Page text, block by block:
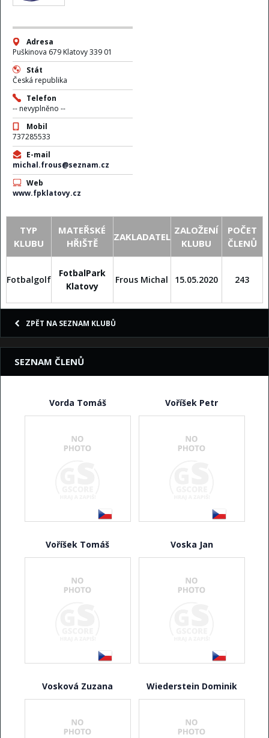
Adresa
Puškinova 679 Klatovy 339 01
Stát
Česká republika
Telefon
-- nevyplněno --
Mobil
737285533
E-mail
michal.frous@seznam.cz
Web
www.fpklatovy.cz
TYP
KLUBU
MATEŘSKÉ
HŘIŠTĚ
ZAKLADATEL
ZALOŽENÍ
KLUBU
POČET
ČLENŮ
Fotbalgolf
FotbalPark
Klatovy
Frous Michal 15.05.2020 243
ZPĚT NA SEZNAM KLUBŮ
SEZNAM ČLENŮ
Vorda Tomáš Voříšek Petr
Voříšek Tomáš Voska Jan
Vosková Zuzana Wiederstein Dominik